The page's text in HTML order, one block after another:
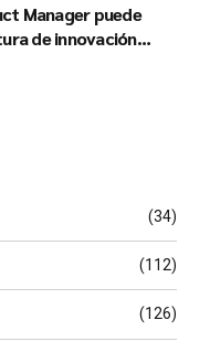
Manager puede
de innovación
(34)
(112)
(126)